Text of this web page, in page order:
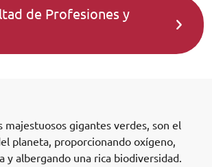
de Profesiones y
majestuosos gigantes verdes, son el
planeta, proporcionando oxígeno,
y albergando una rica biodiversidad.